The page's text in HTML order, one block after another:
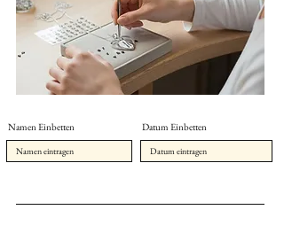
Namen Einbetten Datum Einbetten